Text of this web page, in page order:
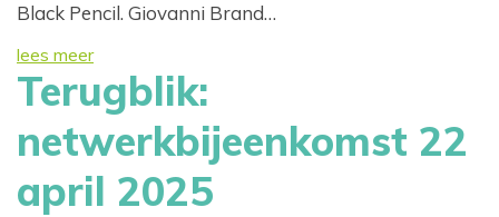
Black Pencil. Giovanni Brand…
lees meer
Terugblik:
netwerkbijeenkomst 22
april 2025